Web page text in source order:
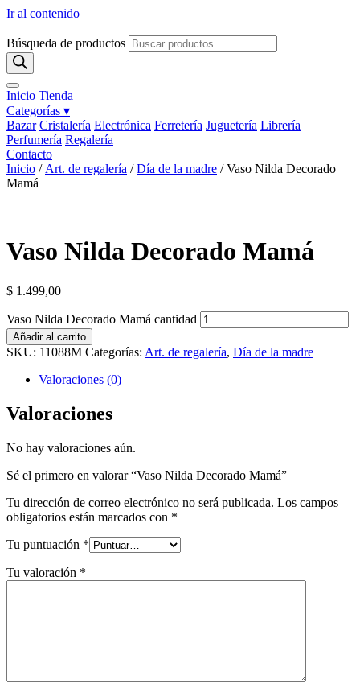
Ir al contenido
Búsqueda de productos
Inicio Tienda
Categorías ▾
Bazar Cristalería Electrónica Ferretería Juguetería Librería
Perfumería Regalería
Contacto
Inicio / Art. de regalería /Día de la madre / Vaso Nilda Decorado
Mamá
Vaso Nilda Decorado Mamá
$ 1.499,00
Vaso Nilda Decorado Mamá cantidad
Añadir al carrito
SKU: 11088M Categorías: Art. de regalería, Día de la madre
Valoraciones (0)
Valoraciones
No hay valoraciones aún.
Sé el primero en valorar “Vaso Nilda Decorado Mamá”
Tu dirección de correo electrónico no será publicada. Los campos
obligatorios están marcados con *
Tu puntuación *
Tu valoración *